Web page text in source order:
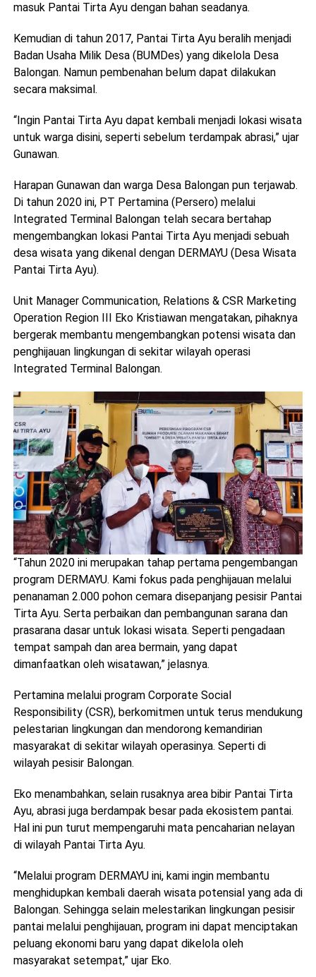
masuk Pantai Tirta Ayu dengan bahan seadanya.
Kemudian di tahun 2017, Pantai Tirta Ayu beralih menjadi
Badan Usaha Milik Desa (BUMDes) yang dikelola Desa
Balongan. Namun pembenahan belum dapat dilakukan
secara maksimal.
“Ingin Pantai Tirta Ayu dapat kembali menjadi lokasi wisata
untuk warga disini, seperti sebelum terdampak abrasi,” ujar
Gunawan.
Harapan Gunawan dan warga Desa Balongan pun terjawab.
Di tahun 2020 ini, PT Pertamina (Persero) melalui
Integrated Terminal Balongan telah secara bertahap
mengembangkan lokasi Pantai Tirta Ayu menjadi sebuah
desa wisata yang dikenal dengan DERMAYU (Desa Wisata
Pantai Tirta Ayu).
Unit Manager Communication, Relations & CSR Marketing
Operation Region III Eko Kristiawan mengatakan, pihaknya
bergerak membantu mengembangkan potensi wisata dan
penghijauan lingkungan di sekitar wilayah operasi
Integrated Terminal Balongan.
“Tahun 2020 ini merupakan tahap pertama pengembangan
program DERMAYU. Kami fokus pada penghijauan melalui
penanaman 2.000 pohon cemara disepanjang pesisir Pantai
Tirta Ayu. Serta perbaikan dan pembangunan sarana dan
prasarana dasar untuk lokasi wisata. Seperti pengadaan
tempat sampah dan area bermain, yang dapat
dimanfaatkan oleh wisatawan,” jelasnya.
Pertamina melalui program Corporate Social
Responsibility (CSR), berkomitmen untuk terus mendukung
pelestarian lingkungan dan mendorong kemandirian
masyarakat di sekitar wilayah operasinya. Seperti di
wilayah pesisir Balongan.
Eko menambahkan, selain rusaknya area bibir Pantai Tirta
Ayu, abrasi juga berdampak besar pada ekosistem pantai.
Hal ini pun turut mempengaruhi mata pencaharian nelayan
di wilayah Pantai Tirta Ayu.
“Melalui program DERMAYU ini, kami ingin membantu
menghidupkan kembali daerah wisata potensial yang ada di
Balongan. Sehingga selain melestarikan lingkungan pesisir
pantai melalui penghijauan, program ini dapat menciptakan
peluang ekonomi baru yang dapat dikelola oleh
masyarakat setempat,” ujar Eko.